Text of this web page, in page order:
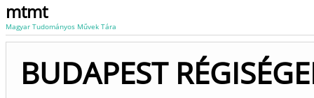
mtmt
Magyar Tudományos Művek Tára
BUDAPEST